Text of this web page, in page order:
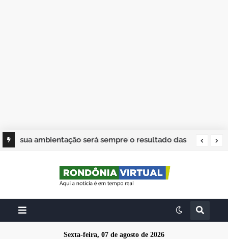
sua ambientação será sempre o resultado das
Sexta-feira, 07 de agosto de 2026